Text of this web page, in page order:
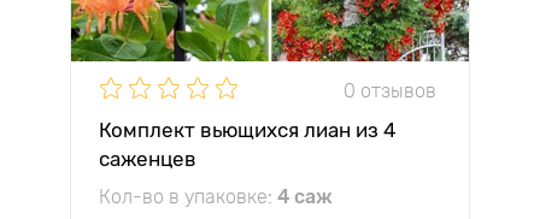
0 отзывов
Комплект вьющихся лиан из 4
саженцев
Кол-во в упаковке: 4 саж